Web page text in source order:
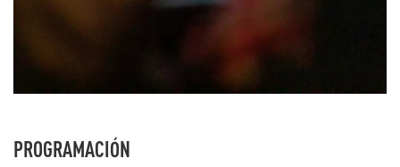
PROGRAMACIÓN